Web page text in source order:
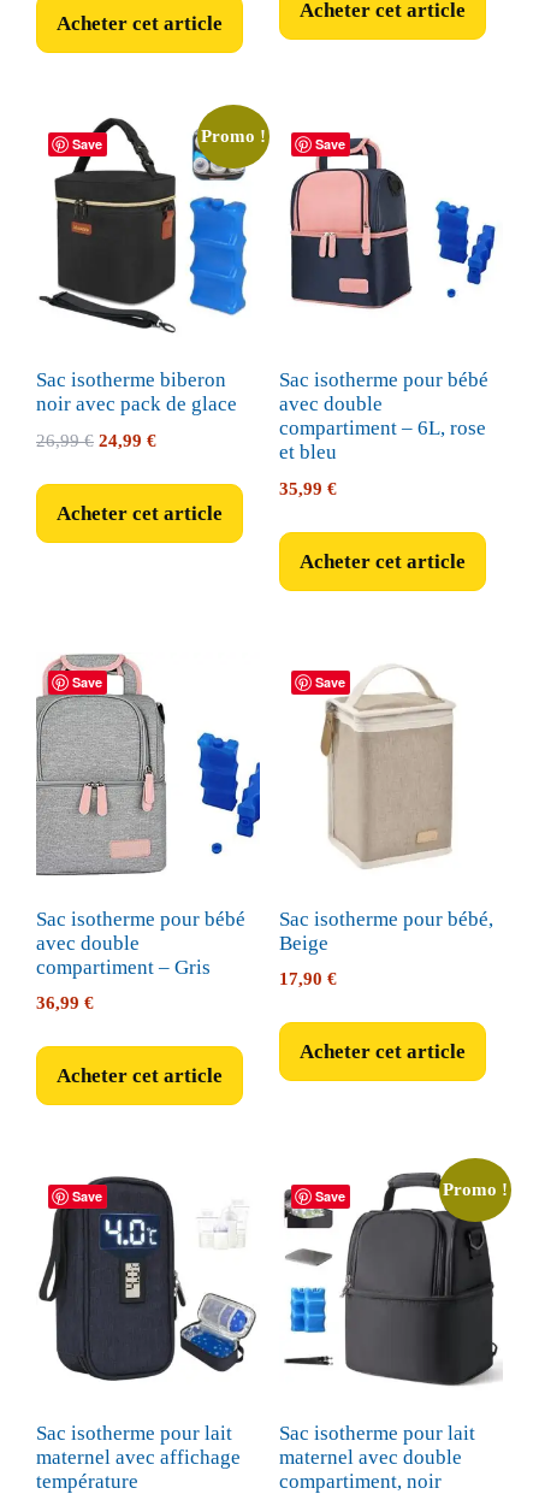
Acheter cet article
Acheter cet article
Save Promo !
Sac isotherme biberon
noir avec pack de glace
26,99€ Le
était :
24,99 €Le
est :
Acheter cet article
Save
Sac isotherme pour bébé
avec double
compartiment – 6L, rose
et bleu
35,99 €
Acheter cet article
Save
Sac isotherme pour bébé
avec double
compartiment – Gris
36,99 €
Acheter cet article
Save
Sac isotherme pour bébé,
Beige
17,90 €
Acheter cet article
Save
Sac isotherme pour lait
maternel avec affichage
température
Save Promo !
Sac isotherme pour lait
maternel avec double
compartiment, noir